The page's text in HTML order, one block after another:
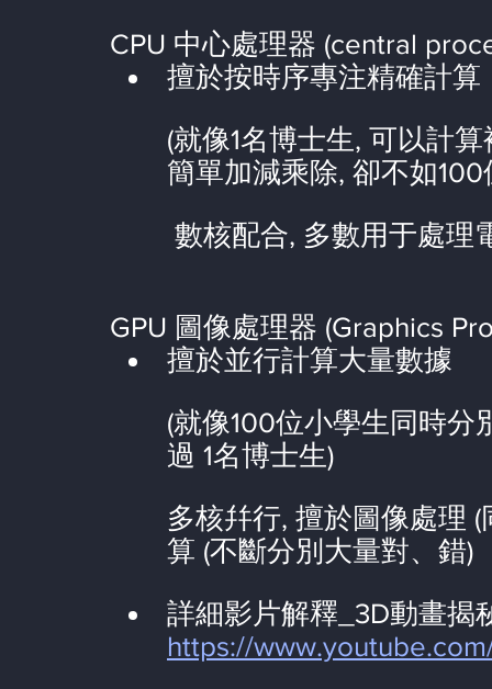
CPU 中心處理器 (central
擅於按時序專注精確計算
(就像1名博士生, 可以計
簡單加減乘除, 卻不如
數核配合, 多數用于處理
GPU 圖像處理器 (Graphics
擅於並行計算大量數據
(就像100位小學生同時分
過 1名博士生)
多核幷行, 擅於圖像處理
算 (不斷分別大量對、錯)
詳細影片解釋_ 3D動畫揭
https://